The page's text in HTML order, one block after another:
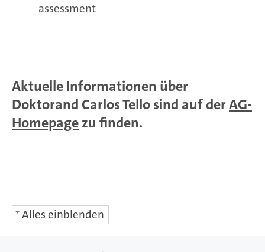
assessment
Aktuelle Informationen über
Doktorand Carlos Tello sind auf derAG-
Homepagezu finden.
Alles einblenden